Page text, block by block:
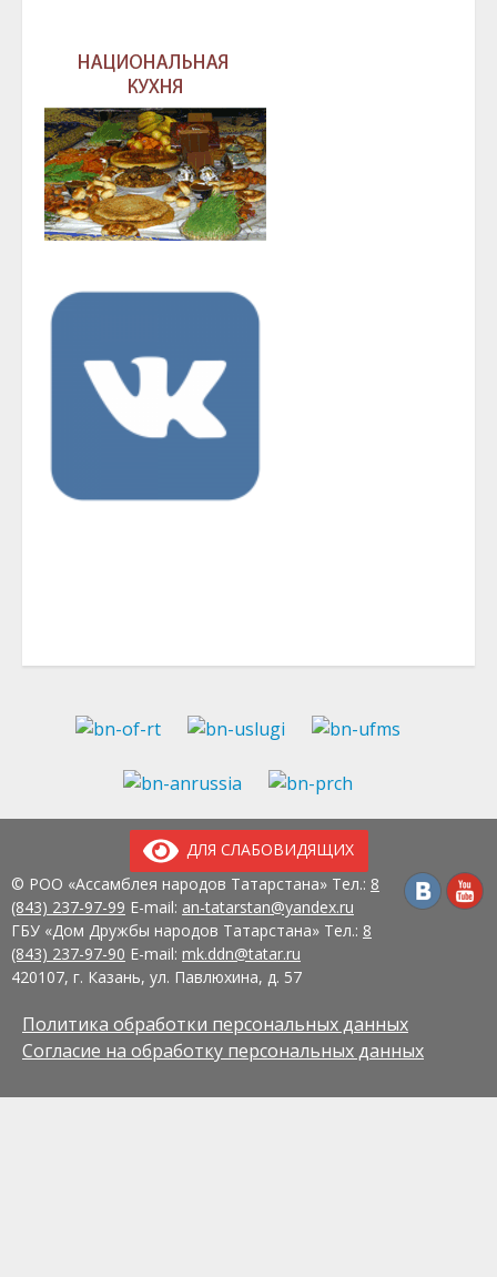
ДЛЯ СЛАБОВИДЯЩИХ
© РОО «Ассамблея народов Татарстана» Тел.: 8
(843) 237-97-99 E-mail: an-tatarstan@yandex.ru
ГБУ «Дом Дружбы народов Татарстана» Тел.: 8
(843) 237-97-90 E-mail: mk.ddn@tatar.ru
420107, г. Казань, ул. Павлюхина, д. 57
Политика обработки персональных данных
Согласие на обработку персональных данных